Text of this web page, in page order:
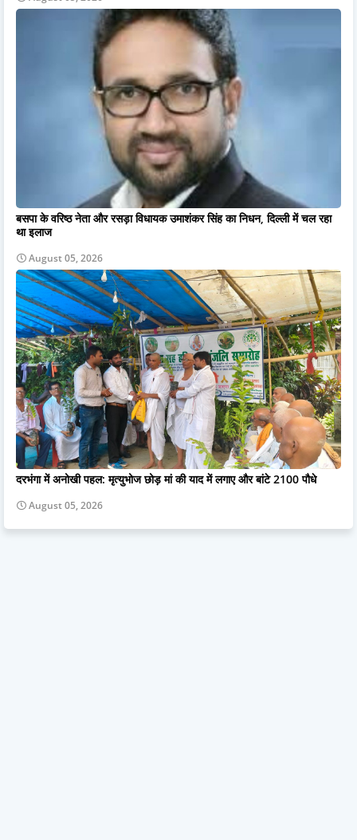
बसपा के वरिष्ठ नेता और रसड़ा विधायक उमाशंकर सिंह का निधन, दिल्ली में चल रहा
था इलाज
August 05, 2026
दरभंगा में अनोखी पहल: मृत्युभोज छोड़ मां की याद में लगाए और बांटे 2100 पौधे
August 05, 2026